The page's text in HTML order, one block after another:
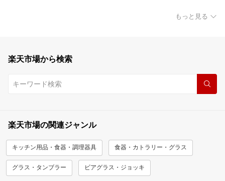
もっと見る
楽天市場から検索
楽天市場の関連ジャンル
キッチン用品・食器・調理器具 食器・カトラリー・グラス
グラス・タンブラー ビアグラス・ジョッキ